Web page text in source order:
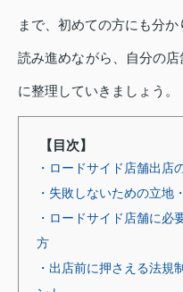
まで、初めての方にも分か
読み進めながら、自分の
に整理していきましょう。
【目次】
・ロードサイド店舗出店
・失敗しないための立地
・ロードサイド店舗に必
方
・出店前に押さえる法規